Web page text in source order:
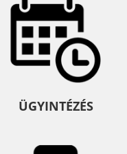
ÜGYINTÉZÉS